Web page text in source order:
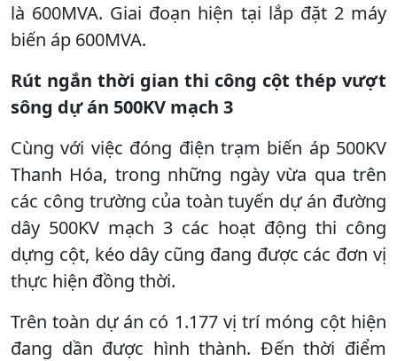
là 600MVA. Giai đoạn hiện tại lắp đặt 2 máy
biến áp 600MVA.
Rút ngắn thời gian thi công cột thép vượt
sông dự án 500KV mạch 3
Cùng với việc đóng điện trạm biến áp 500KV
Thanh Hóa, trong những ngày vừa qua trên
các công trường của toàn tuyến dự án đường
dây 500KV mạch 3 các hoạt động thi công
dựng cột, kéo dây cũng đang được các đơn vị
thực hiện đồng thời.
Trên toàn dự án có 1.177 vị trí móng cột hiện
đang dần được hình thành. Đến thời điểm